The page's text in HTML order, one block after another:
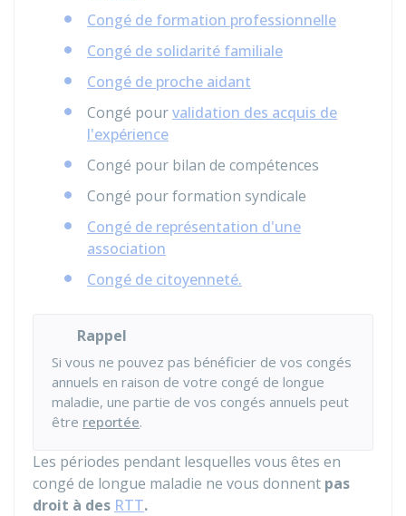
Congé de formation professionnelle
Congé de solidarité familiale
Congé de proche aidant
Congé pourvalidation des acquis de
l'expérience
Congé pour bilan de compétences
Congé pour formation syndicale
Congé de représentation d'une
association
Congé de citoyenneté.
Rappel
Si vous ne pouvez pas bénéficier de vos congés
annuels en raison de votre congé de longue
maladie, une partie de vos congés annuels peut
être reportée.
Les périodes pendant lesquelles vous êtes en
congé de longue maladie ne vous donnent pas
droit à des RTT.